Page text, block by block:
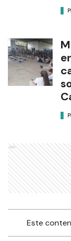
Ads
Este